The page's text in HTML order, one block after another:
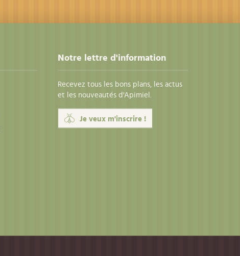
Notre lettre d'information
Recevez tous les bons plans, les actus
et les nouveautés d'Apimiel.
Je veux m'inscrire !